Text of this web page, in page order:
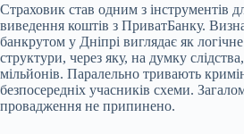
Страховик став одним з інструментів
виведення коштів з ПриватБанку.
банкрутом у Дніпрі виглядає як
структури, через яку, на думку
мільйонів. Паралельно тривають
безпосередніх учасників схеми.
провадження не припинено.